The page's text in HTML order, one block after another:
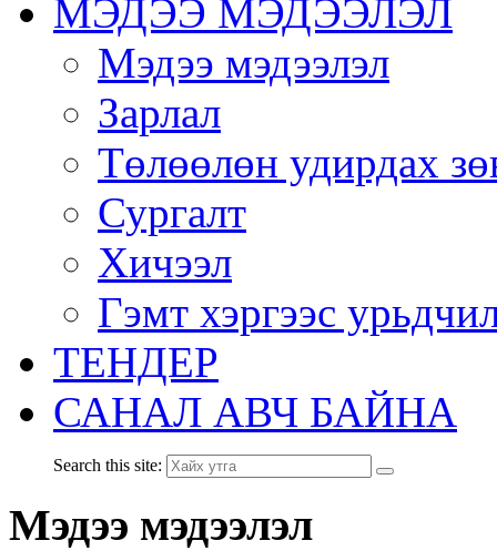
МЭДЭЭ МЭДЭЭЛЭЛ
Мэдээ мэдээлэл
Зарлал
Төлөөлөн удирдах
Сургалт
Хичээл
Гэмт хэргээс
ТЕНДЕР
САНАЛ АВЧ БАЙНА
Search this site:
Мэдээ мэдээлэл